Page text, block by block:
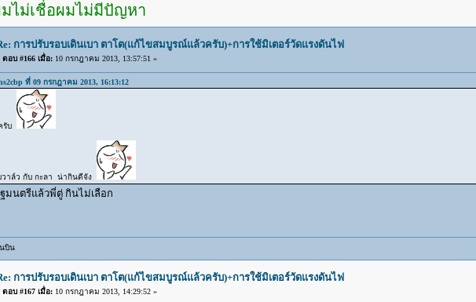
มไม่เชื่อผมไม่มีปัญหา
การปรับรอบเดินเบา ตาโต(แก้ไขสมบูรณ์แล้วครับ)+การใช้มิเตอร์วัดแรงดันไฟ
ตอบ #166 เมื่อ:10 กรกฎาคม 2013, 13:57:51 »
ที่ 09 กรกฎาคม 2013, 16:13:12
รับ
วาล์ว กับ กะลา น่ากินดีจัง
มนตรีแล้วพี่ตู่ กินไม่เลือก
บิน
การปรับรอบเดินเบา ตาโต(แก้ไขสมบูรณ์แล้วครับ)+การใช้มิเตอร์วัดแรงดันไฟ
ตอบ #167 เมื่อ:10 กรกฎาคม 2013, 14:29:52 »